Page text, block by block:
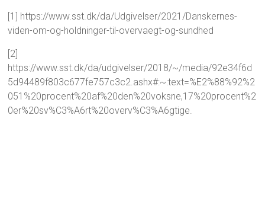
[1] https://www.sst.dk/da/Udgivelser/2021/Danskernes-
viden-om-og-holdninger-til-overvaegt-og-sundhed
[2]
https://www.sst.dk/da/udgivelser/2018/~/media/92e34f6d
5d94489f803c677fe757c3c2.ashx#:~:text=%E2%88%92%2
051%20procent%20af%20den%20voksne,17%20procent%2
0er%20sv%C3%A6rt%20overv%C3%A6gtige.